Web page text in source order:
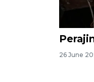
26 June